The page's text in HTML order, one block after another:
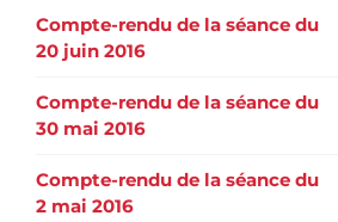
Compte-rendu de la séance du
20 juin 2016
Compte-rendu de la séance du
30 mai 2016
Compte-rendu de la séance du
2 mai 2016